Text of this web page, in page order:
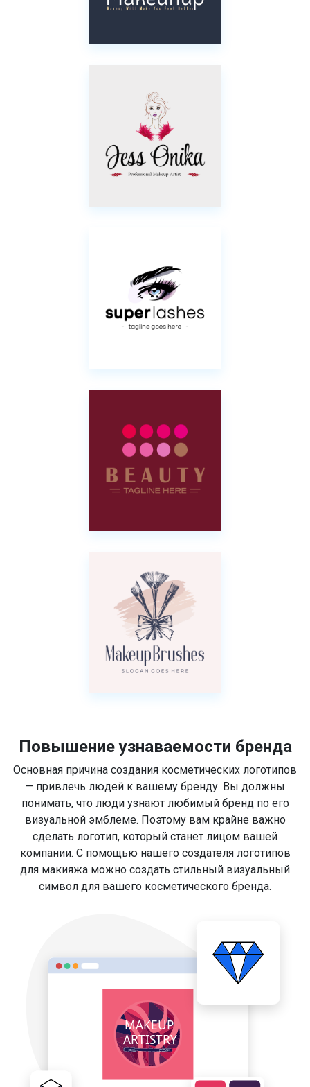
Повышение узнаваемости бренда
Основная причина создания косметических логотипов
— привлечь людей к вашему бренду. Вы должны
понимать, что люди узнают любимый бренд по его
визуальной эмблеме. Поэтому вам крайне важно
сделать логотип, который станет лицом вашей
компании. С помощью нашего создателя логотипов
для макияжа можно создать стильный визуальный
символ для вашего косметического бренда.